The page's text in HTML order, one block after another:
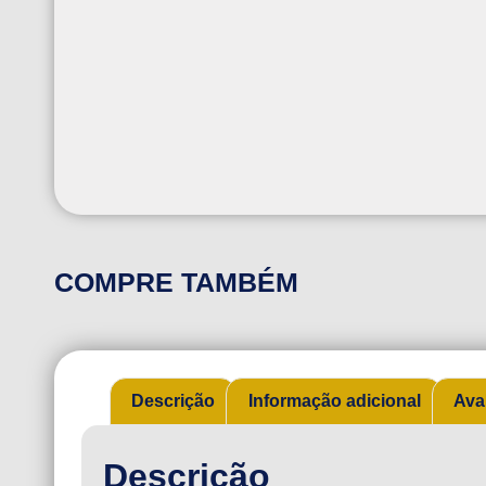
COMPRE TAMBÉM
Descrição Informação adicional
Descrição